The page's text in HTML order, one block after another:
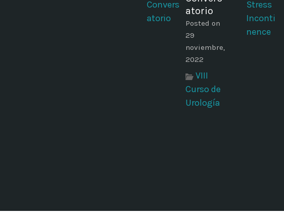
atorio
Posted on
29
noviembre,
2022
VIII
Curso de
Urología